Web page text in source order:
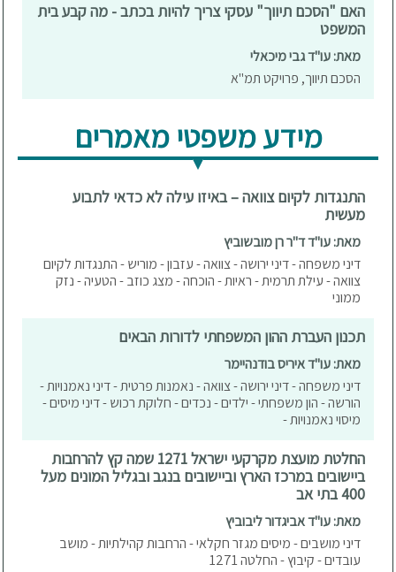
האם "הסכם תיווך" עסקי צריך להיות בכתב - מה קבע בית
המשפט
מאת: עו"ד גבי מיכאלי
הסכם תיווך, פרויקט תמ"א
מידע משפטי מאמרים
התנגדות לקיום צוואה – באיזו עילה לא כדאי לתבוע
מעשית
מאת: עו"ד ד"ר רן מובשוביץ
דיני משפחה - דיני ירושה - צוואה - עזבון - מוריש - התנגדות לקיום
צוואה - עילת תרמית - ראיות - הוכחה - מצג כוזב - הטעיה - נזק
ממוני
תכנון העברת ההון המשפחתי לדורות הבאים
מאת: עו"ד איריס בודנהיימר
דיני משפחה - דיני ירושה - צוואה - נאמנות פרטית - דיני נאמנויות -
הורשה - הון משפחתי - ילדים - נכדים - חלוקת רכוש - דיני מיסים -
מיסוי נאמנויות -
החלטת מועצת מקרקעי ישראל 1271 שמה קץ להרחבות
ביישובים במרכז הארץ וביישובים בנגב ובגליל המונים מעל
400 בתי אב
מאת: עו"ד אביגדור ליבוביץ
דיני מושבים - מיסים מגזר חקלאי - הרחבות קהילתיות - מושב
עובדים - קיבוץ - החלטה 1271